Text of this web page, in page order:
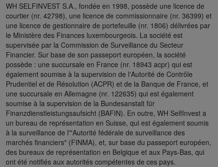
WH SELFINVEST S.A., fondée en 1998, possède une licence de
courtier (nr. 42798), une licence de commissionnaire (nr. 36399) et
une licence de gestionnaire de portefeuille (nr. 1806) délivrées par
le Ministère des Finances luxembourgeois. La société est
supervisée par la Commission de Surveillance du Secteur
Financier. Sur base de son passeport européen, la société
possède : une succursale en France (nr. 18943 acpr) qui est
également soumise à la supervision de l'Autorité de Contrôle
Prudentiel et de Résolution (ACPR) et de la Banque de France, et
une succursale en Allemagne (nr. 122635) qui est également
soumise à la supervision de la Bundesanstalt für
Finanzdienstleistungsaufsicht (BAFIN). En outre, WH SelfInvest a
un bureau de représentation en Suisse, qui est également soumis
à la surveillance de l'"Autorité fédérale de surveillance des
marchés financiers" (FINMA), et, sur base du passeport européen,
des bureaux de représentation en Belgique et aux Pays-Bas, qui
ont été notifiés aux autorités compétentes de ces pays.